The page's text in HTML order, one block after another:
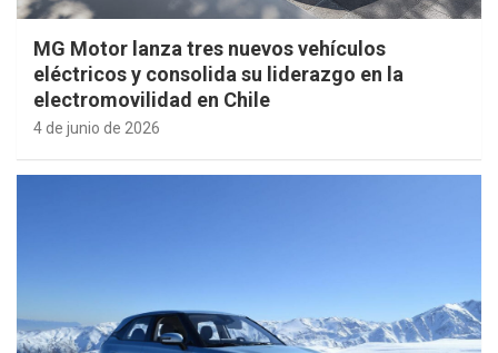
MG Motor lanza tres nuevos vehículos
eléctricos y consolida su liderazgo en la
electromovilidad en Chile
4 de junio de 2026